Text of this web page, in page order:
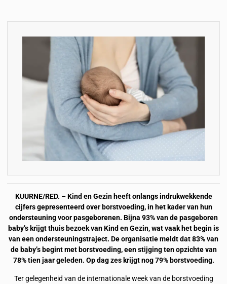
KUURNE/RED. – Kind en Gezin heeft onlangs indrukwekkende
cijfers gepresenteerd over borstvoeding, in het kader van hun
ondersteuning voor pasgeborenen. Bijna 93% van de pasgeboren
baby’s krijgt thuis bezoek van Kind en Gezin, wat vaak het begin is
van een ondersteuningstraject. De organisatie meldt dat 83% van
de baby’s begint met borstvoeding, een stijging ten opzichte van
78% tien jaar geleden. Op dag zes krijgt nog 79% borstvoeding.
Ter gelegenheid van de internationale week van de borstvoeding